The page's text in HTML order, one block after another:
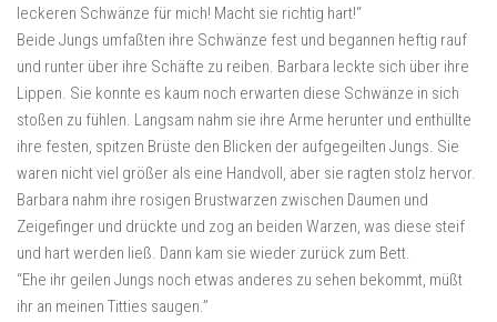
leckeren Schwänze für mich! Macht sie richtig hart!“
Beide Jungs umfaßten ihre Schwänze fest und begannen heftig rauf
und runter über ihre Schäfte zu reiben. Barbara leckte sich über ihre
Lippen. Sie konnte es kaum noch erwarten diese Schwänze in sich
stoßen zu fühlen. Langsam nahm sie ihre Arme herunter und enthüllte
ihre festen, spitzen Brüste den Blicken der aufgegeilten Jungs. Sie
waren nicht viel größer als eine Handvoll, aber sie ragten stolz hervor.
Barbara nahm ihre rosigen Brustwarzen zwischen Daumen und
Zeigefinger und drückte und zog an beiden Warzen, was diese steif
und hart werden ließ. Dann kam sie wieder zurück zum Bett.
“Ehe ihr geilen Jungs noch etwas anderes zu sehen bekommt, müßt
ihr an meinen Titties saugen.”